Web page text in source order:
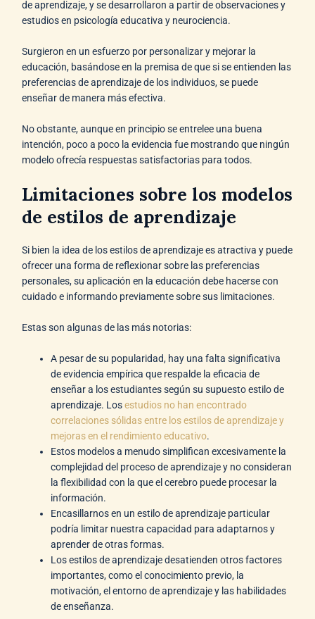
de aprendizaje, y se desarrollaron a partir de observaciones y
estudios en psicología educativa y neurociencia.
Surgieron en un esfuerzo por personalizar y mejorar la
educación, basándose en la premisa de que si se entienden las
preferencias de aprendizaje de los individuos, se puede
enseñar de manera más efectiva.
No obstante, aunque en principio se entrelee una buena
intención, poco a poco la evidencia fue mostrando que ningún
modelo ofrecía respuestas satisfactorias para todos.
Limitaciones sobre los modelos
de estilos de aprendizaje
Si bien la idea de los estilos de aprendizaje es atractiva y puede
ofrecer una forma de reflexionar sobre las preferencias
personales, su aplicación en la educación debe hacerse con
cuidado e informando previamente sobre sus limitaciones.
Estas son algunas de las más notorias:
A pesar de su popularidad, hay una falta significativa
de evidencia empírica que respalde la eficacia de
enseñar a los estudiantes según su supuesto estilo de
aprendizaje. Losestudios no han encontrado
correlaciones sólidas entre los estilos de aprendizaje y
mejoras en el rendimiento educativo.
Estos modelos a menudo simplifican excesivamente la
complejidad del proceso de aprendizaje y no consideran
la flexibilidad con la que el cerebro puede procesar la
información.
Encasillarnos en un estilo de aprendizaje particular
podría limitar nuestra capacidad para adaptarnos y
aprender de otras formas.
Los estilos de aprendizaje desatienden otros factores
importantes, como el conocimiento previo, la
motivación, el entorno de aprendizaje y las habilidades
de enseñanza.